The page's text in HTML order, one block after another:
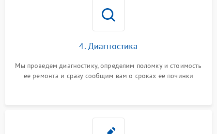
4. Диагностика
Мы проведем диагностику, определим поломку и стоимость
ее ремонта и сразу сообщим вам о сроках ее починки